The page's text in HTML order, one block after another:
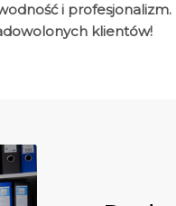
i
klientów!